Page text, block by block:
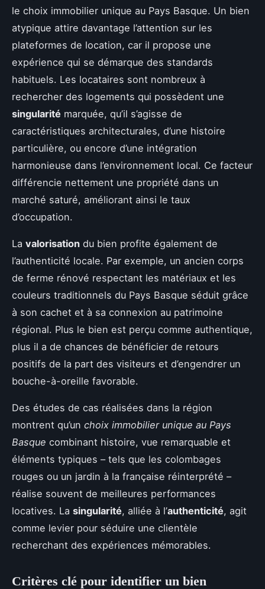
le choix immobilier unique au Pays Basque. Un bien
atypique attire davantage l’attention sur les
plateformes de location, car il propose une
expérience qui se démarque des standards
habituels. Les locataires sont nombreux à
rechercher des logements qui possèdent une
singularité marquée, qu’il s’agisse de
caractéristiques architecturales, d’une histoire
particulière, ou encore d’une intégration
harmonieuse dans l’environnement local. Ce facteur
différencie nettement une propriété dans un
marché saturé, améliorant ainsi le taux
d’occupation.
La valorisation du bien profite également de
l’authenticité locale. Par exemple, un ancien corps
de ferme rénové respectant les matériaux et les
couleurs traditionnels du Pays Basque séduit grâce
à son cachet et à sa connexion au patrimoine
régional. Plus le bien est perçu comme authentique,
plus il a de chances de bénéficier de retours
positifs de la part des visiteurs et d’engendrer un
bouche-à-oreille favorable.
Des études de cas réalisées dans la région
montrent qu’un choix immobilier unique au Pays
Basque combinant histoire, vue remarquable et
éléments typiques – tels que les colombages
rouges ou un jardin à la française réinterprété –
réalise souvent de meilleures performances
locatives. La singularité, alliée à l’authenticité, agit
comme levier pour séduire une clientèle
recherchant des expériences mémorables.
Critères clé pour identifier un bien